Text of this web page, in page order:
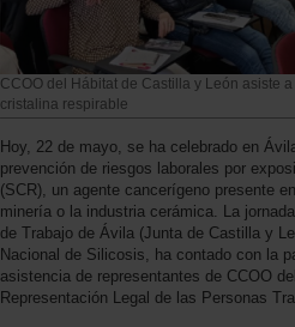
CCOO del Hábitat de Castilla y León asiste
cristalina respirable
Hoy, 22 de mayo, se ha celebrado en
prevención de riesgos laborales por
(SCR), un agente cancerígeno presente
minería o la industria cerámica. La
de Trabajo de Ávila (Junta de Castilla y
Nacional de Silicosis, ha contado con la
asistencia de representantes de CCOO
Representación Legal de las Personas